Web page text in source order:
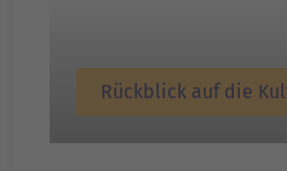
Rückblick auf die